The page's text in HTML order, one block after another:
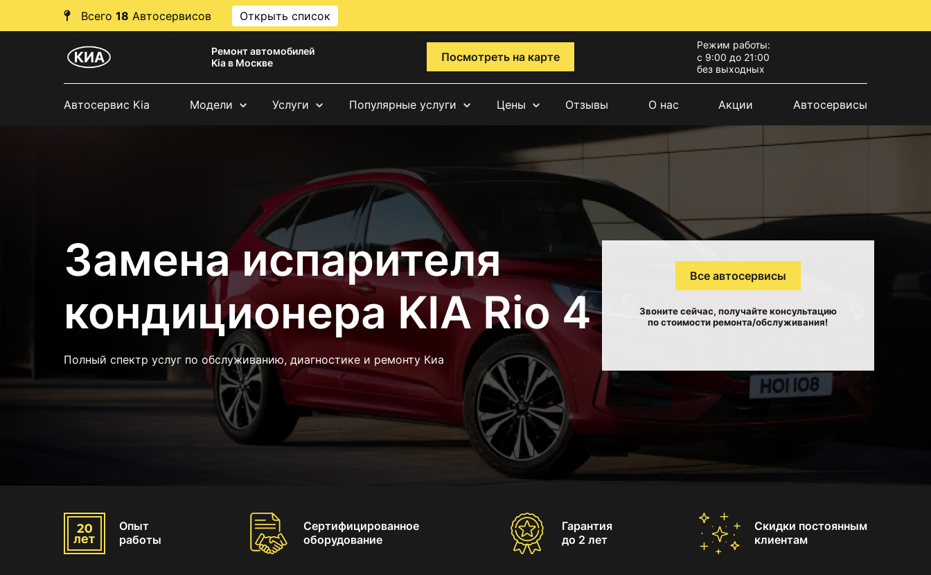
Всего 18 Автосервисов Открыть список
Ремонт автомобилей
Kia в Москве
Посмотреть на карте
Режим работы:
с 9:00 до 21:00
без выходных
Автосервис Kia Модели Услуги Популярные услуги Цены Отзывы О нас Акции Автосервисы
Замена испарителя
кондиционера KIA Rio 4
Полный спектр услуг по обслуживанию, диагностике и ремонту Киа
Все автосервисы
Звоните сейчас, получайте консультацию
по стоимости ремонта/обслуживания!
Опыт
работы
Сертифицированное
оборудование
Гарантия
до 2 лет
Скидки постоянным
клиентам